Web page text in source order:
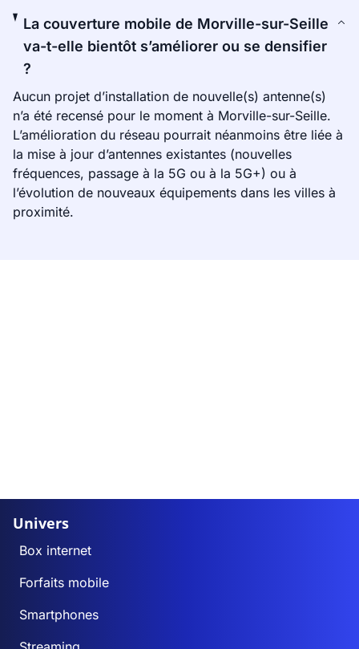
La couverture mobile de Morville-sur-Seille
va-t-elle bientôt s’améliorer ou se densifier
?
Aucun projet d’installation de nouvelle(s) antenne(s)
n’a été recensé pour le moment à Morville-sur-Seille.
L’amélioration du réseau pourrait néanmoins être liée à
la mise à jour d’antennes existantes (nouvelles
fréquences, passage à la 5G ou à la 5G+) ou à
l’évolution de nouveaux équipements dans les villes à
proximité.
Univers
Box internet
Forfaits mobile
Smartphones